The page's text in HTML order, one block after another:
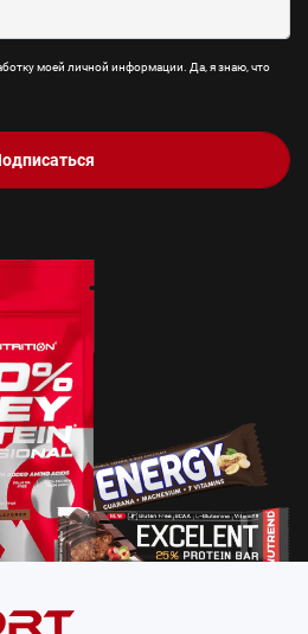
моей личной информации. Да, я знаю, что